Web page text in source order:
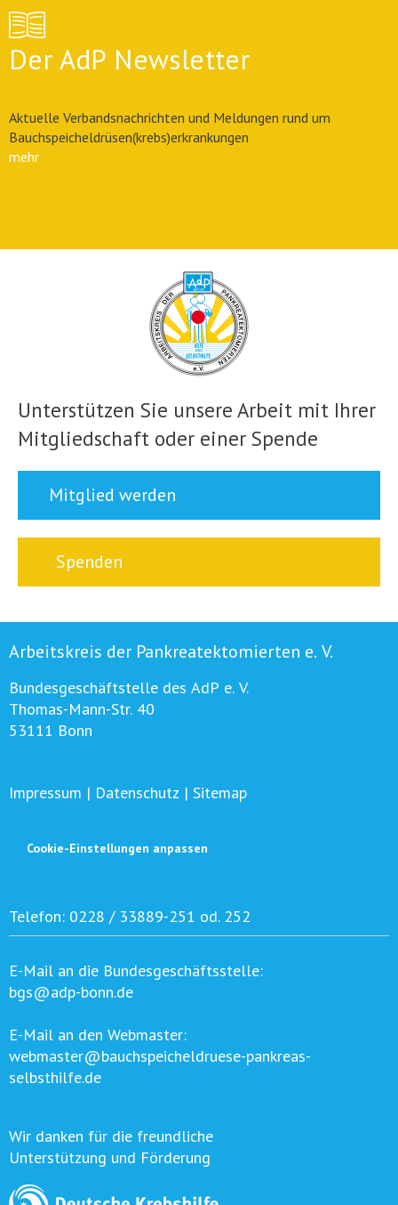
Der AdP Newsletter
Aktuelle Verbandsnachrichten und Meldungen rund um
Bauchspeicheldrüsen(krebs)erkrankungen
mehr
Unterstützen Sie unsere Arbeit mit Ihrer
Mitgliedschaft oder einer Spende
Mitglied werden
Spenden
Arbeitskreis der Pankreatektomierten e. V.
Bundesgeschäftstelle des AdP e. V.
Thomas-Mann-Str. 40
53111 Bonn
Impressum | Datenschutz | Sitemap
Cookie-Einstellungen anpassen
Telefon: 0228 / 33889-251 od. 252
E-Mail an die Bundesgeschäftsstelle:
bgs@adp-bonn.de
E-Mail an den Webmaster:
webmaster@bauchspeicheldruese-pankreas-
selbsthilfe.de
Wir danken für die freundliche
Unterstützung und Förderung